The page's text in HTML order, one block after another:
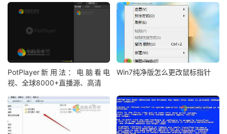
PotPlayer新用法：电脑看电
视、全球8000+直播源、高清
Win7纯净版怎么更改鼠标指针